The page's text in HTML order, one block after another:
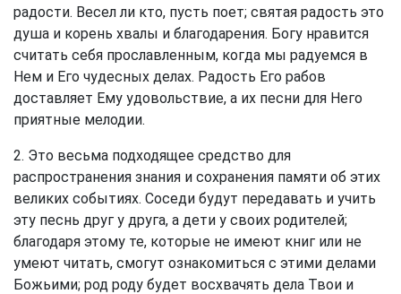
радости. Весел ли кто, пусть поет; святая радость это
душа и корень хвалы и благодарения. Богу нравится
считать себя прославленным, когда мы радуемся в
Нем и Его чудесных делах. Радость Его рабов
доставляет Ему удовольствие, а их песни для Него
приятные мелодии.
2. Это весьма подходящее средство для
распространения знания и сохранения памяти об этих
великих событиях. Соседи будут передавать и учить
эту песнь друг у друга, а дети у своих родителей;
благодаря этому те, которые не имеют книг или не
умеют читать, смогут ознакомиться с этими делами
Божьими; род роду будет восхвачять дела Твои и